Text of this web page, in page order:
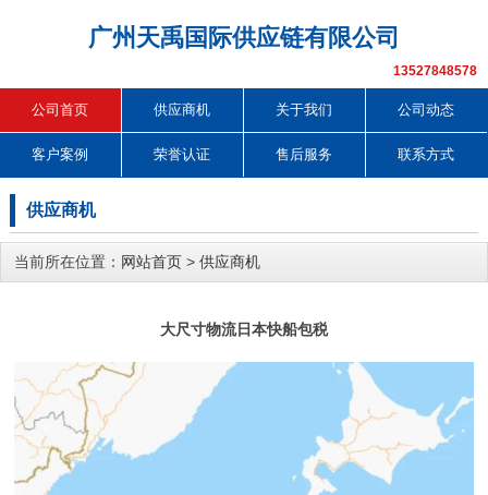
广州天禹国际供应链有限公司
13527848578
公司首页 供应商机 关于我们 公司动态
客户案例 荣誉认证 售后服务 联系方式
供应商机
当前所在位置： 网站首页 > 供应商机
大尺寸物流日本快船包税